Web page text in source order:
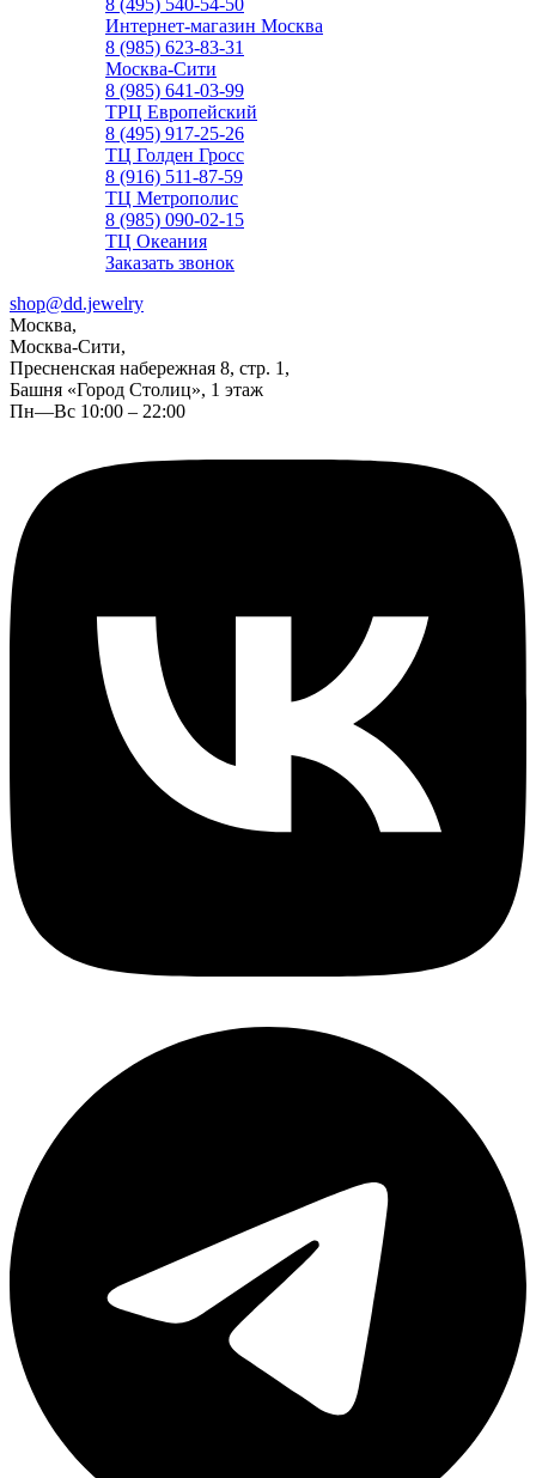
8 (495) 540-54-50
Интернет-магазин Москва
8 (985) 623-83-31
Москва-Сити
8 (985) 641-03-99
ТРЦ Европейский
8 (495) 917-25-26
ТЦ Голден Гросс
8 (916) 511-87-59
ТЦ Метрополис
8 (985) 090-02-15
ТЦ Океания
Заказать звонок
shop@dd.jewelry
Москва,
Москва-Сити,
Пресненская набережная 8, стр. 1,
Башня «Город Столиц», 1 этаж
Пн—Вс 10:00 – 22:00